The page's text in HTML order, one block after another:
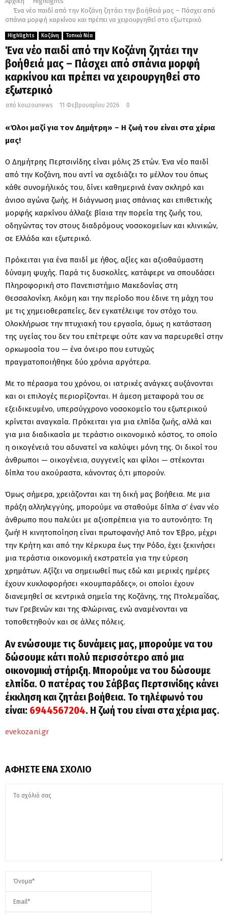
Ένα νέο παιδί από την Κοζάνη ζητάει την βοήθειά μας – Πάσχει από
σπάνια μορφή καρκίνου και πρέπει να χειρουργηθεί στο εξωτερικό
Highlights Κοζάνη Τοπικά Νέα
Ένα νέο παιδί από την Κοζάνη ζητάει την
βοήθειά μας – Πάσχει από σπάνια μορφή
καρκίνου και πρέπει να χειρουργηθεί στο
εξωτερικό
από kouzounews 11 Φεβρουαρίου 2026 0
«Όλοι μαζί για τον Δημήτρη» – Η ζωή του είναι στα χέρια
μας!
Ο Δημήτρης Περτσινίδης είναι μόλις 25 ετών. Ένα νέο παιδί
από την Κοζάνη, που αντί να σχεδιάζει το μέλλον του όπως
κάθε συνομήλικός του, δίνει καθημερινά έναν σκληρό και
άνισο αγώνα ζωής. Η διάγνωση μιας σπάνιας και επιθετικής
μορφής καρκίνου άλλαξε βίαια την πορεία της ζωής του,
οδηγώντας τον στους διαδρόμους νοσοκομείων και κλινικών,
σε Ελλάδα και εξωτερικό.
Πρόκειται για ένα παιδί με ήθος, αξίες και αξιοθαύμαστη
δύναμη ψυχής. Παρά τις δυσκολίες, κατάφερε να σπουδάσει
Πληροφορική στο Πανεπιστήμιο Μακεδονίας στη
Θεσσαλονίκη. Ακόμη και την περίοδο που έδινε τη μάχη του
με τις χημειοθεραπείες, δεν εγκατέλειψε τον στόχο του.
Ολοκλήρωσε την πτυχιακή του εργασία, όμως η κατάσταση
της υγείας του δεν του επέτρεψε ούτε καν να παρευρεθεί στην
ορκωμοσία του — ένα όνειρο που ευτυχώς
πραγματοποιήθηκε δύο χρόνια αργότερα.
Με το πέρασμα του χρόνου, οι ιατρικές ανάγκες αυξάνονται
και οι επιλογές περιορίζονται. Η άμεση μεταφορά του σε
εξειδικευμένο, υπερσύγχρονο νοσοκομείο του εξωτερικού
κρίνεται αναγκαία. Πρόκειται για μια ελπίδα ζωής, αλλά και
για μια διαδικασία με τεράστιο οικονομικό κόστος, το οποίο
η οικογένειά του αδυνατεί να καλύψει μόνη της. Οι δικοί του
άνθρωποι — οικογένεια, συγγενείς και φίλοι — στέκονται
δίπλα του ακούραστα, κάνοντας ό,τι μπορούν.
Όμως σήμερα, χρειάζονται και τη δική μας βοήθεια. Με μια
πράξη αλληλεγγύης, μπορούμε να σταθούμε δίπλα σ’ έναν νέο
άνθρωπο που παλεύει με αξιοπρέπεια για το αυτονόητο: Τη
ζωή! Η κινητοποίηση είναι πρωτοφανής! Από τον Έβρο, μέχρι
την Κρήτη και από την Κέρκυρα έως την Ρόδο, έχει ξεκινήσει
μια τεράστια οικονομική εκστρατεία για την εύρεση
χρημάτων. Αξίζει να σημειωθεί πως εδώ και μερικές ημέρες
έχουν κυκλοφορήσει «κουμπαράδες», οι οποίοι έχουν
διανεμηθεί σε κεντρικά σημεία της Κοζάνης, της Πτολεμαΐδας,
των Γρεβενών και της Φλώρινας, ενώ αναμένονται να
τοποθετηθούν και σε άλλες πόλεις.
Αν ενώσουμε τις δυνάμεις μας, μπορούμε να του
δώσουμε κάτι πολύ περισσότερο από μια
οικονομική στήριξη. Μπορούμε να του δώσουμε
ελπίδα. Ο πατέρας του Σάββας Περτσινίδηςκάνει
έκκληση και ζητάει βοήθεια. Το τηλέφωνό του
είναι: 6944567204. Η ζωή του είναι στα χέρια μας.
evekozani.gr
ΑΦΉΣΤΕ ΈΝΑ ΣΧΌΛΙΟ